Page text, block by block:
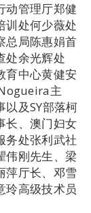
动管理厅郑健
训处何少薇处
总局陈惠娟首
处余光辉处
育中心黄健安
主
及SY部落柯
长、澳门妇女
务处张利武社
伟刚先生、梁
萍厅长、邓雪
玲高级技术员